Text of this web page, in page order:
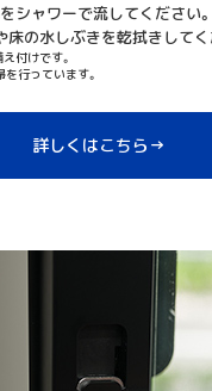
シャワーで流してください
床の水しぶきを乾拭きしてく
付けです。
行っています。
詳しくはこちら →